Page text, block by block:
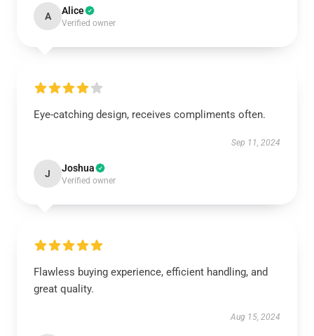
A Alice
Verified owner
Eye-catching design, receives compliments often.
Sep 11, 2024
J Joshua
Verified owner
Flawless buying experience, efficient handling, and
great quality.
Aug 15, 2024